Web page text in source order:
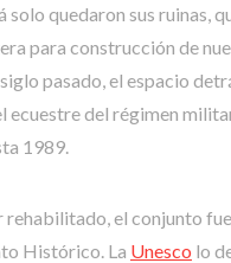
solo quedaron sus ruinas,
para construcción de
pasado, el espacio
ecuestre del régimen
1989.
rehabilitado, el conjunto fue
Histórico. La Unesco lo